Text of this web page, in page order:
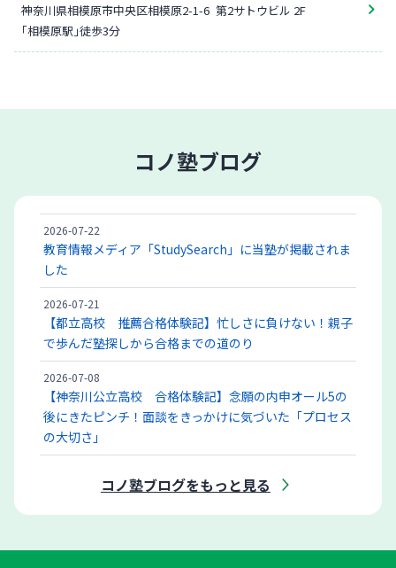
神奈川県相模原市中央区相模原2-1-6 第2サトウビル 2F
「相模原駅」徒歩3分
コノ塾ブログ
2026-07-22
教育情報メディア「StudySearch」に当塾が掲載されま
した
2026-07-21
【都立高校 推薦合格体験記】忙しさに負けない！親子
で歩んだ塾探しから合格までの道のり
2026-07-08
【神奈川公立高校 合格体験記】念願の内申オール5の
後にきたピンチ！面談をきっかけに気づいた「プロセス
の大切さ」
コノ塾ブログをもっと見る